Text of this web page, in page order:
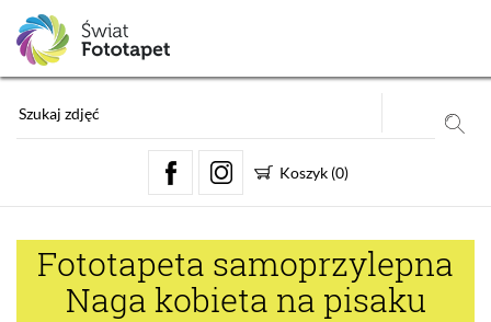
Koszyk (0)
Fototapeta samoprzylepna
Naga kobieta na pisaku